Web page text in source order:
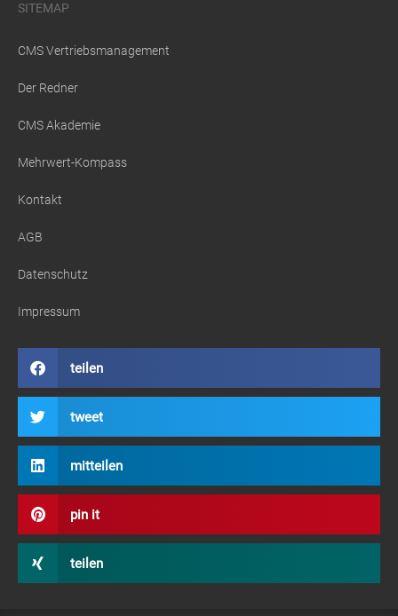
SITEMAP
CMS Vertriebsmanagement
Der Redner
CMS Akademie
Mehrwert-Kompass
Kontakt
AGB
Datenschutz
Impressum
teilen
tweet
mitteilen
pin it
teilen